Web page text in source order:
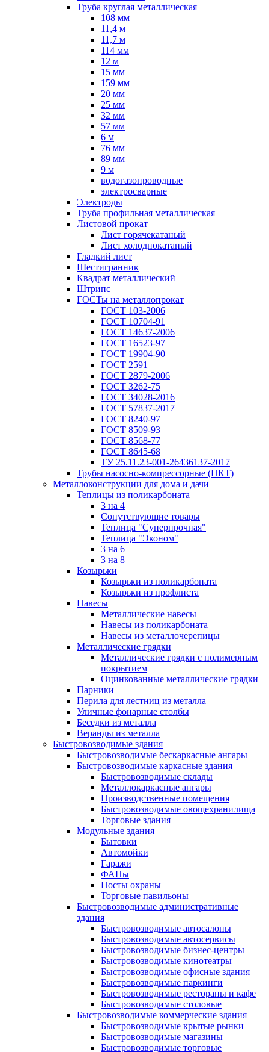
Труба круглая металлическая
108 мм
11,4 м
11,7 м
114 мм
12 м
15 мм
159 мм
20 мм
25 мм
32 мм
57 мм
6 м
76 мм
89 мм
9 м
водогазопроводные
электросварные
Электроды
Труба профильная металлическая
Листовой прокат
Лист горячекатаный
Лист холоднокатаный
Гладкий лист
Шестигранник
Квадрат металлический
Штрипс
ГОСТы на металлопрокат
ГОСТ 103-2006
ГОСТ 10704-91
ГОСТ 14637-2006
ГОСТ 16523-97
ГОСТ 19904-90
ГОСТ 2591
ГОСТ 2879-2006
ГОСТ 3262-75
ГОСТ 34028-2016
ГОСТ 57837-2017
ГОСТ 8240-97
ГОСТ 8509-93
ГОСТ 8568-77
ГОСТ 8645-68
ТУ 25.11.23-001-26436137-2017
Трубы насосно-компрессорные (НКТ)
Металлоконструкции для дома и дачи
Теплицы из поликарбоната
3 на 4
Сопутствующие товары
Теплица "Суперпрочная"
Теплица "Эконом"
3 на 6
3 на 8
Козырьки
Козырьки из поликарбоната
Козырьки из профлиста
Навесы
Металлические навесы
Навесы из поликарбоната
Навесы из металлочерепицы
Металлические грядки
Металлические грядки с полимерным
покрытием
Оцинкованные металлические грядки
Парники
Перила для лестниц из металла
Уличные фонарные столбы
Беседки из металла
Веранды из металла
Быстровозводимые здания
Быстровозводимые бескаркасные ангары
Быстровозводимые каркасные здания
Быстровозводимые склады
Металлокаркасные ангары
Производственные помещения
Быстровозводимые овощехранилища
Торговые здания
Модульные здания
Бытовки
Автомойки
Гаражи
ФАПы
Посты охраны
Торговые павильоны
Быстровозводимые административные
здания
Быстровозводимые автосалоны
Быстровозводимые автосервисы
Быстровозводимые бизнес-центры
Быстровозводимые кинотеатры
Быстровозводимые офисные здания
Быстровозводимые паркинги
Быстровозводимые рестораны и кафе
Быстровозводимые столовые
Быстровозводимые коммерческие здания
Быстровозводимые крытые рынки
Быстровозводимые магазины
Быстровозводимые торговые